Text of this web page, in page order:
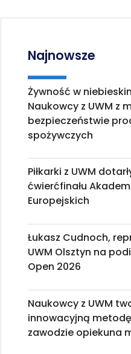
Najnowsze
Żywność w
Naukowcy z UWM z
bezpieczeństwie
spożywczych
Piłkarki z UWM
ćwierćfinału
Europejskich
Łukasz Cudnoch,
UWM Olsztyn na
Open 2026
Naukowcy z UWM
innowacyjną
zawodzie opiekuna